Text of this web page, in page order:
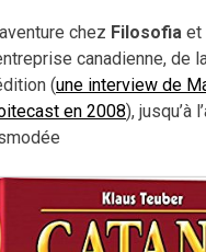
chez Filosofia et
canadienne, de
(une interview de
en 2008), jusqu’à